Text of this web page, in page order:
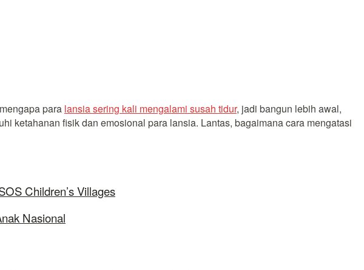
para lansia sering kali mengalami susah tidur, jadi bangun lebih awal,
ketahanan fisik dan emosional para lansia. Lantas, bagaimana cara mengatasi
Children’s Villages
Nasional